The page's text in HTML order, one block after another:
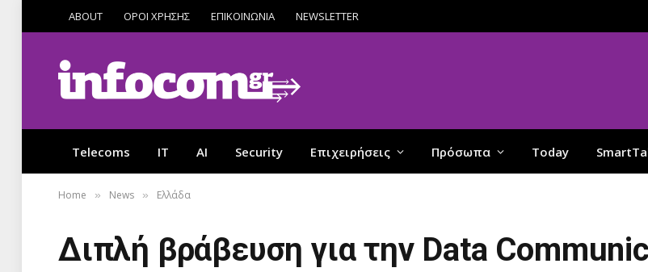
ABOUT ΟΡΟΙ ΧΡΗΣΗΣ ΕΠΙΚΟΙΝΩΝΙΑ NEWSLETTER
Telecoms IT AI Security Επιχειρήσεις Πρόσωπα Today
Home » News » Ελλάδα
Διπλή βράβευση για την Data